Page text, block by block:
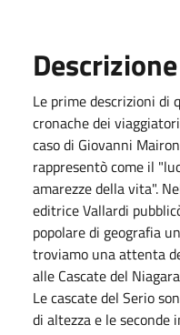
Descrizione
Le prime descrizioni di
cronache dei
caso di Giovanni
rappresentò come il
amarezze della vita".
editrice Vallardi
popolare di geografia
troviamo una attenta
alle Cascate del
Le cascate del Serio
di altezza e le seconde